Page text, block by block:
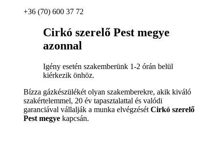
+36 (70) 600 37 72
Cirkó szerelő Pest megye
azonnal
Igény esetén szakemberünk 1-2 órán belül
kiérkezik önhöz.
Bízza gázkészülékét olyan szakemberekre, akik kiváló
szakértelemmel, 20 év tapasztalattal és valódi
garanciával vállalják a munka elvégzését Cirkó szerelő
Pest megye kapcsán.